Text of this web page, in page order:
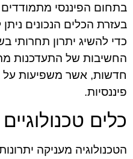
בתחום הפיננסי
בעזרת הכלים הנכונים
כדי להשיג יתרון תחרותי
החשיבות של התעדכנות
חדשות, אשר משפיעות על
פיננסיות.
כלים
הטכנולוגיה מעניקה